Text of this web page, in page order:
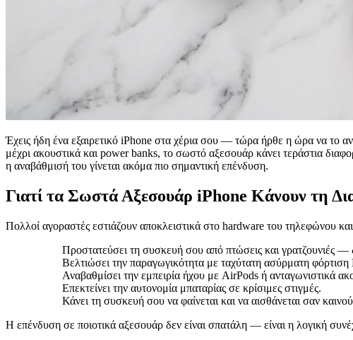
Έχεις ήδη ένα εξαιρετικό iPhone στα χέρια σου — τώρα ήρθε η ώρα να το
μέχρι ακουστικά και power banks, το σωστό αξεσουάρ κάνει τεράστια
η αναβάθμισή του γίνεται ακόμα πιο σημαντική επένδυση.
Γιατί τα Σωστά Αξεσουάρ iPhone Κάνουν τη
Πολλοί αγοραστές εστιάζουν αποκλειστικά στο hardware του τηλεφώνου
Προστατεύσει τη συσκευή σου από πτώσεις και γρατζουνιές
Βελτιώσει την παραγωγικότητα με ταχύτατη ασύρματη
Αναβαθμίσει την εμπειρία ήχου με AirPods ή ανταγωνιστικά
Επεκτείνει την αυτονομία μπαταρίας σε κρίσιμες στιγμές.
Κάνει τη συσκευή σου να φαίνεται και να αισθάνεται σαν
Η επένδυση σε ποιοτικά αξεσουάρ δεν είναι σπατάλη — είναι η λογική